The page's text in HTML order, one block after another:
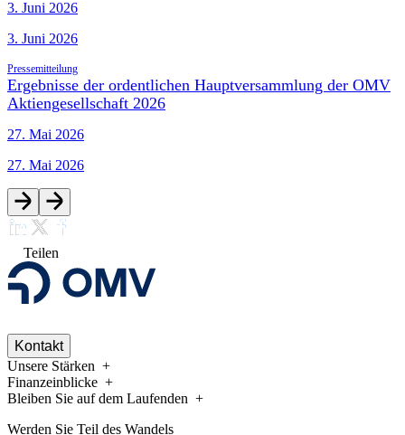
3. Juni 2026
3. Juni 2026
Pressemitteilung
Ergebnisse der ordentlichen Hauptversammlung der OMV
Aktiengesellschaft 2026
27. Mai 2026
27. Mai 2026
Teilen
Kontakt
Unsere Stärken
Finanzeinblicke
Bleiben Sie auf dem Laufenden
Werden Sie Teil des Wandels